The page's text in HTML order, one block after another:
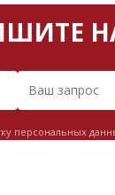
персональных